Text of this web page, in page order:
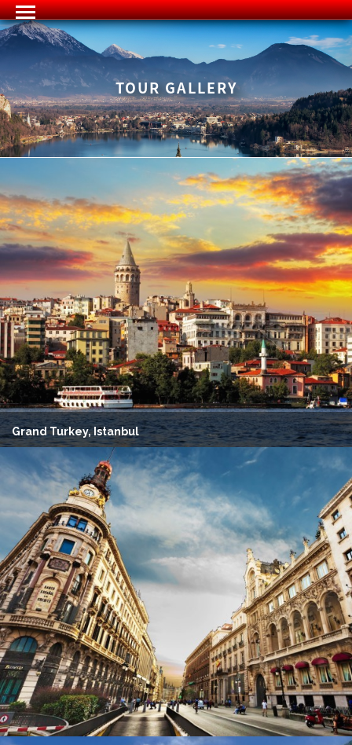
TOUR GALLERY
Grand Turkey, Istanbul